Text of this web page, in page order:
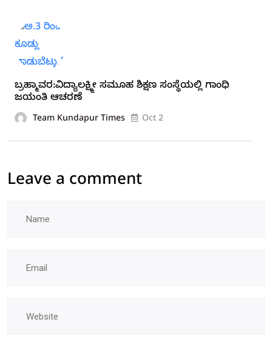
ಬ್ರಹ್ಮಾವರ:ವಿದ್ಯಾಲಕ್ಷ್ಮೀ ಸಮೂಹ ಶಿಕ್ಷಣ ಸಂಸ್ಥೆಯಲ್ಲಿ ಗಾಂಧಿ
ಜಯಂತಿ ಆಚರಣೆ
Team Kundapur Times Oct 2
Leave a comment